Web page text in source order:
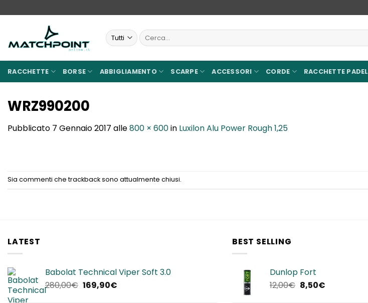
ai
Cerca:
RACCHETTE BORSE ABBIGLIAMENTO SCARPE ACCESSORI CORDE RACCHETTE PADEL
WRZ990200
Pubblicato 7 Gennaio 2017 alle800 × 600in Luxilon Alu Power Rough 1,25
Sia commenti che trackback sono attualmente chiusi.
LATEST
Babolat Technical Viper Soft 3.0
280,00€ Il
169,90€Il
BEST SELLING
Dunlop Fort
12,00€ Il
8,50€Il